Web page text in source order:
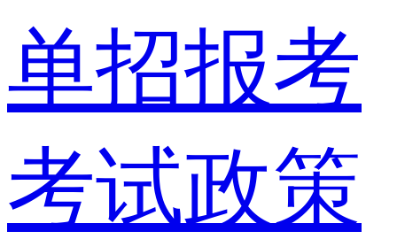
单招报考
考试政策